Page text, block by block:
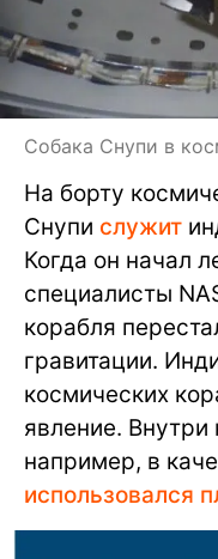
Собака Снупи в
На борту
Снупи служит
Когда он начал
специалисты
корабля
гравитации.
космических
явление. Внутри
например, в
использовался